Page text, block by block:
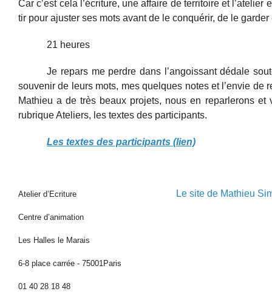
Car c’est cela l’écriture, une affaire de territoire et l’atelier
tir pour ajuster ses mots avant de le conquérir, de le
21 heures
Je repars me perdre dans l’angoissant dédale
souvenir de leurs mots, mes quelques notes et l’envie de
Mathieu a de très beaux projets, nous en reparlerons
rubrique Ateliers, les textes des participants.
Les textes des participants (lien)
Atelier d’Ecriture Le site de Mathieu
Centre d’animation
Les Halles le Marais
6-8 place carrée - 75001Paris
01 40 28 18 48